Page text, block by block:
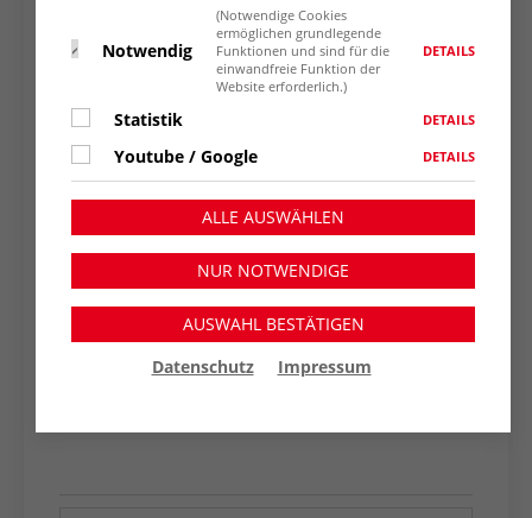
Ehemalige Kinder sind herzlich willkommen.
Zur Info:
Die AWO Kita Katharinenstraße, wie sie
offiziell heißt, startete 1972 als eine kleine Kita
im Container mit drei Gruppen. 2014 erfolgte
der Umzug in ein neues Gebäude und die
Weiterführung der Kita mit fünf Gruppen.
Auch die pädagogische Arbeit hat sich in den
letzten Jahrzehnten sehr verändert, was an
diesem Tag durch Aktionen und Bilder
ersichtlich wird.
Dass es trotz der Größe noch sehr familiär ist,
Notwendig
(Notwendige Cookies
ermöglichen grundlegende
Funktionen und sind für die
einwandfreie Funktion der
Website erforderlich.)
DETAILS
Statistik DETAILS
Youtube / Google DETAILS
ALLE AUSWÄHLEN
NUR NOTWENDIGE
AUSWAHL BESTÄTIGEN
Datenschutz
Impressum